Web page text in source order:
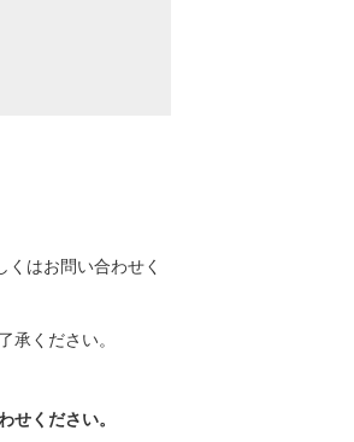
はお問い合わせく
承ください。
せください。